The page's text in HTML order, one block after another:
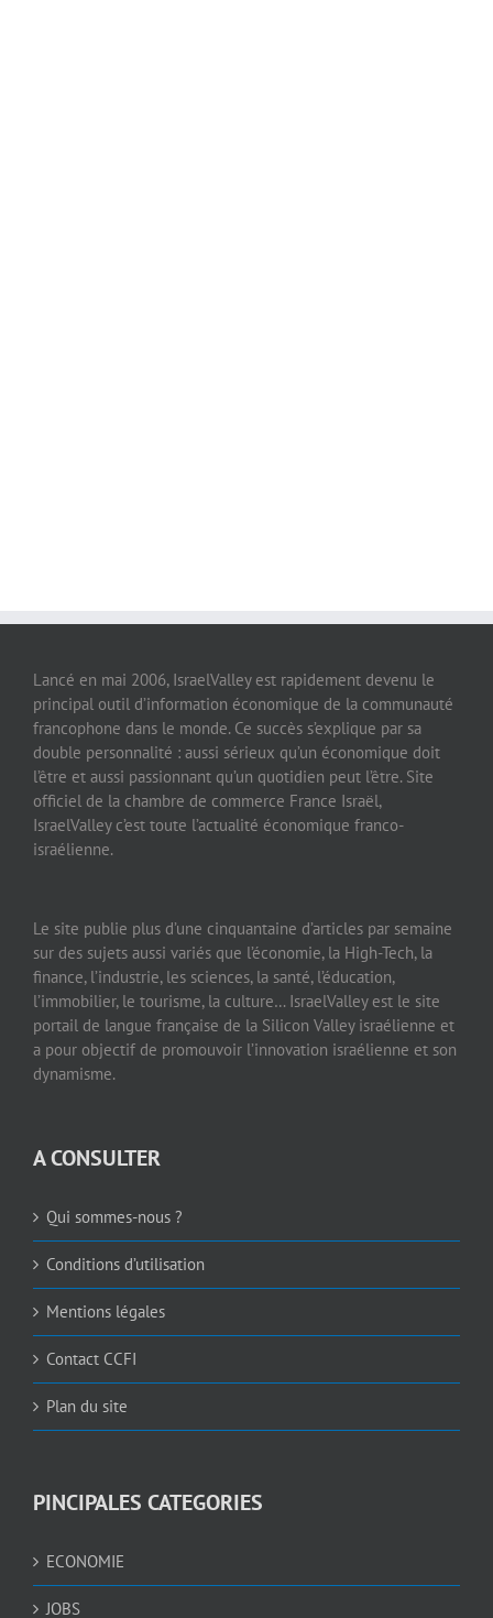
Lancé en mai 2006, IsraelValley est rapidement devenu le
principal outil d’information économique de la communauté
francophone dans le monde. Ce succès s’explique par sa
double personnalité : aussi sérieux qu’un économique doit
l’être et aussi passionnant qu’un quotidien peut l’être. Site
officiel de la chambre de commerce France Israël,
IsraelValley c’est toute l’actualité économique franco-
israélienne.
Le site publie plus d’une cinquantaine d’articles par semaine
sur des sujets aussi variés que l’économie, la High-Tech, la
finance, l’industrie, les sciences, la santé, l’éducation,
l’immobilier, le tourisme, la culture… IsraelValley est le site
portail de langue française de la Silicon Valley israélienne et
a pour objectif de promouvoir l’innovation israélienne et son
dynamisme.
A CONSULTER
Qui sommes-nous ?
Conditions d’utilisation
Mentions légales
Contact CCFI
Plan du site
PINCIPALES CATEGORIES
ECONOMIE
JOBS